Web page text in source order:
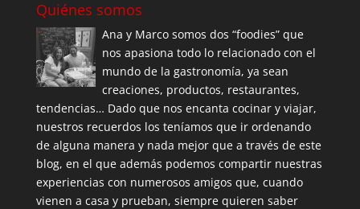
Quiénes somos
Ana y Marco somos dos “foodies” que
nos apasiona todo lo relacionado con el
mundo de la gastronomía, ya sean
creaciones, productos, restaurantes,
tendencias… Dado que nos encanta cocinar y viajar,
nuestros recuerdos los teníamos que ir ordenando
de alguna manera y nada mejor que a través de este
blog, en el que además podemos compartir nuestras
experiencias con numerosos amigos que, cuando
vienen a casa y prueban, siempre quieren saber